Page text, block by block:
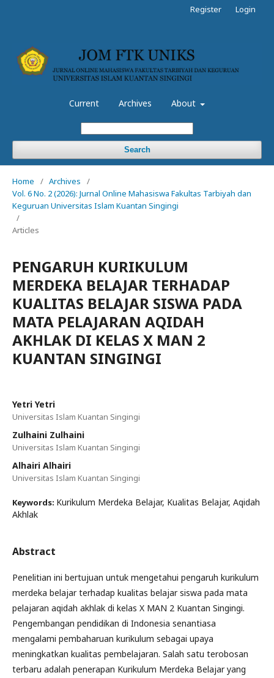
Current Archives About
Search
Register Login
Home / Archives
/
Vol. 6 No. 2 (2026): Jurnal Online Mahasiswa Fakultas Tarbiyah dan
Keguruan Universitas Islam Kuantan Singingi
/
Articles
PENGARUH KURIKULUM
MERDEKA BELAJAR TERHADAP
KUALITAS BELAJAR SISWA PADA
MATA PELAJARAN AQIDAH
AKHLAK DI KELAS X MAN 2
KUANTAN SINGINGI
Yetri Yetri
Universitas Islam Kuantan Singingi
Zulhaini Zulhaini
Universitas Islam Kuantan Singingi
Alhairi Alhairi
Universitas Islam Kuantan Singingi
Keywords: Kurikulum Merdeka Belajar, Kualitas Belajar, Aqidah
Akhlak
Abstract
Penelitian ini bertujuan untuk mengetahui pengaruh kurikulum
merdeka belajar terhadap kualitas belajar siswa pada mata
pelajaran aqidah akhlak di kelas X MAN 2 Kuantan Singingi.
Pengembangan pendidikan di Indonesia senantiasa
mengalami pembaharuan kurikulum sebagai upaya
meningkatkan kualitas pembelajaran. Salah satu terobosan
terbaru adalah penerapan Kurikulum Merdeka Belajar yang